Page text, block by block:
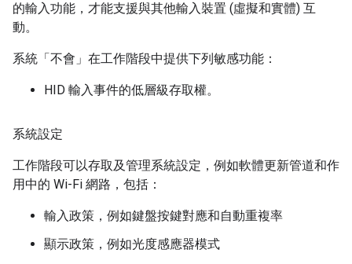
的輸入功能，才能支援與其他輸入裝置 (虛擬和實體) 互
動。
系統「不會」 在工作階段中提供下列敏感功能：
HID 輸入事件的低層級存取權。
系統設定
工作階段可以存取及管理系統設定，例如軟體更新管道和作
用中的 Wi-Fi 網路，包括：
輸入政策，例如鍵盤按鍵對應和自動重複率
顯示政策，例如光度感應器模式